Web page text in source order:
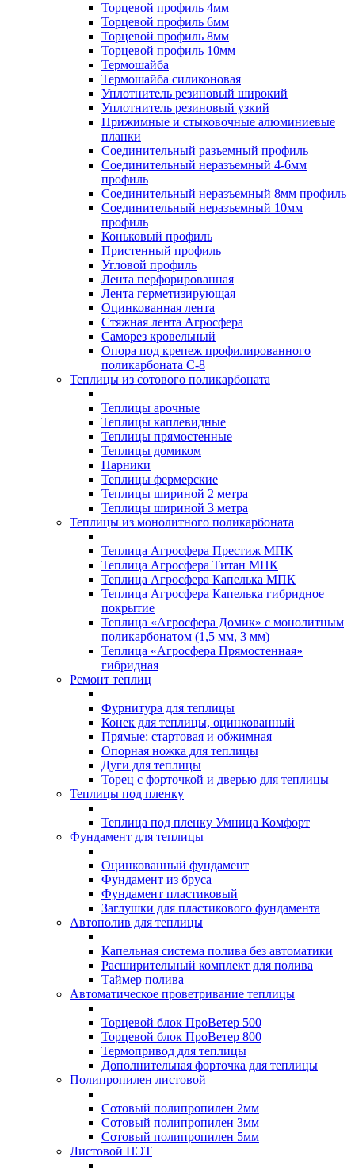
Торцевой профиль 4мм
Торцевой профиль 6мм
Торцевой профиль 8мм
Торцевой профиль 10мм
Термошайба
Термошайба силиконовая
Уплотнитель резиновый широкий
Уплотнитель резиновый узкий
Прижимные и стыковочные алюминиевые
планки
Соединительный разъемный профиль
Соединительный неразъемный 4-6мм
профиль
Соединительный неразъемный 8мм профиль
Соединительный неразъемный 10мм
профиль
Коньковый профиль
Пристенный профиль
Угловой профиль
Лента перфорированная
Лента герметизирующая
Оцинкованная лента
Стяжная лента Агросфера
Саморез кровельный
Опора под крепеж профилированного
поликарбоната С-8
Теплицы из сотового поликарбоната
Теплицы арочные
Теплицы каплевидные
Теплицы прямостенные
Теплицы домиком
Парники
Теплицы фермерские
Теплицы шириной 2 метра
Теплицы шириной 3 метра
Теплицы из монолитного поликарбоната
Теплица Агросфера Престиж МПК
Теплица Агросфера Титан МПК
Теплица Агросфера Капелька МПК
Теплица Агросфера Капелька гибридное
покрытие
Теплица «Агросфера Домик» с монолитным
поликарбонатом (1,5 мм, 3 мм)
Теплица «Агросфера Прямостенная»
гибридная
Ремонт теплиц
Фурнитура для теплицы
Конек для теплицы, оцинкованный
Прямые: стартовая и обжимная
Опорная ножка для теплицы
Дуги для теплицы
Торец с форточкой и дверью для теплицы
Теплицы под пленку
Теплица под пленку Умница Комфорт
Фундамент для теплицы
Оцинкованный фундамент
Фундамент из бруса
Фундамент пластиковый
Заглушки для пластикового фундамента
Автополив для теплицы
Капельная система полива без автоматики
Расширительный комплект для полива
Таймер полива
Автоматическое проветривание теплицы
Торцевой блок ПроВетер 500
Торцевой блок ПроВетер 800
Термопривод для теплицы
Дополнительная форточка для теплицы
Полипропилен листовой
Сотовый полипропилен 2мм
Сотовый полипропилен 3мм
Сотовый полипропилен 5мм
Листовой ПЭТ